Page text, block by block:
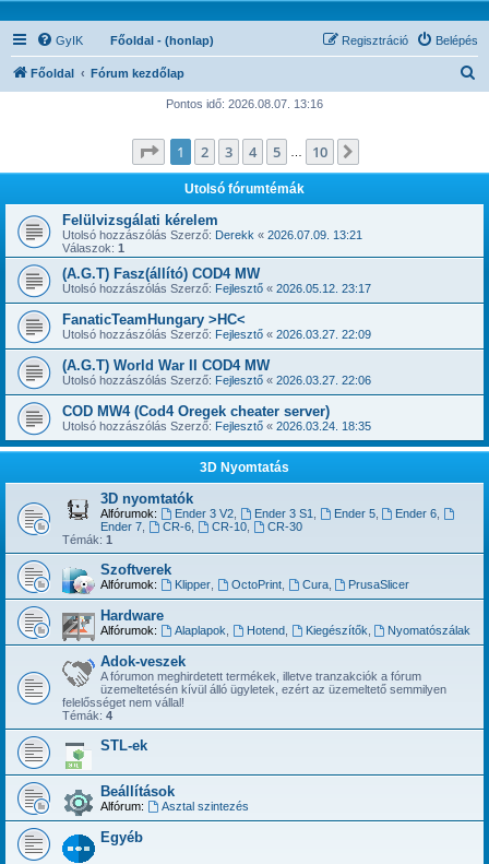
GyIK Főoldal - (honlap) Belépés
Regisztráció
Főoldal Fórum kezdőlap
s
é
Pontos idő: 2026.08.07. 13:16
Oldal:1 10
1 2 3 4 5 10
Utolsó fórumtémák
Felülvizsgálati kérelem
Utolsó hozzászólás Szerző: Derekk « 2026.07.09. 13:21
Válaszok: 1
(A.G.T) Fasz(állító) COD4 MW
Utolsó hozzászólás Szerző: Fejlesztő « 2026.05.12. 23:17
FanaticTeamHungary >HC<
Utolsó hozzászólás Szerző: Fejlesztő « 2026.03.27. 22:09
(A.G.T) World War II COD4 MW
Utolsó hozzászólás Szerző: Fejlesztő « 2026.03.27. 22:06
COD MW4 (Cod4 Oregek cheater server)
Utolsó hozzászólás Szerző: Fejlesztő « 2026.03.24. 18:35
3D Nyomtatás
3D nyomtatók
Alfórumok: Ender 3 V2, Ender 3 S1 Ender 5, Ender 6
Ender 7
CR-6, CR-10,
CR-30
Témák: 1
Szoftverek
Alfórumok: Klipper, OctoPrint, Cura, PrusaSlicer
Hardware
Alfórumok: Alaplapok Hotend, Kiegészítők Nyomatószálak
Adok-veszek
A fórumon meghirdetett termékek, illetve tranzakciók a fórum
üzemeltetésén kívül álló ügyletek, ezért az üzemeltető semmilyen
felelősséget nem vállal!
Témák: 4
STL-ek
Beállítások
Alfórum: Asztal szintezés
Egyéb